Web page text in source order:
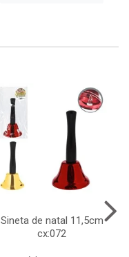
Sineta de natal 11,5cm
cx:072